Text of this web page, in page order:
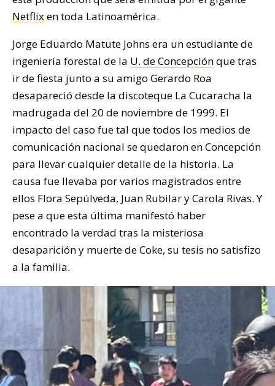
Netflixen toda Latinoamérica.
Jorge Eduardo Matute Johns era un estudiante de
ingeniería forestal de la U. de Concepciónque tras
ir de fiesta junto a su amigo Gerardo Roa
desapareció desde la discoteque La Cucaracha la
madrugada del 20 de noviembre de 1999. El
impacto del caso fue tal que todos los medios de
comunicación nacional se quedaron en Concepción
para llevar cualquier detalle de la historia. La
causa fue llevaba por varios magistrados entre
ellos Flora Sepúlveda, Juan Rubilar y Carola Rivas. Y
pese a que esta última manifestó haber
encontrado la verdad tras la misteriosa
desaparición y muerte de Coke, su tesis no satisfizo
a la familia.